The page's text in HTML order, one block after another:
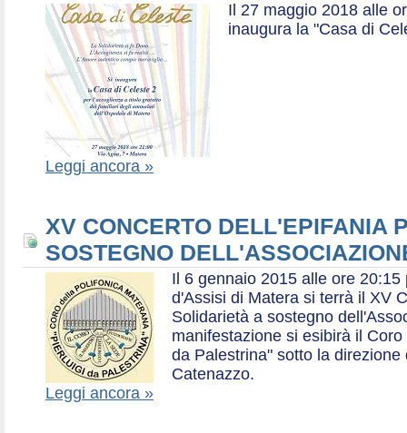
Il 27 maggio 2018 alle
inaugura la "Casa di
Leggi ancora »
XV CONCERTO DELL'EPIFANIA
SOSTEGNO
Il 6 gennaio 2015 alle ore
d'Assisi di Matera si terrà il XV
Solidarietà a sostegno
manifestazione si esibirà il
da Palestrina" sotto la
Catenazzo.
Leggi ancora »